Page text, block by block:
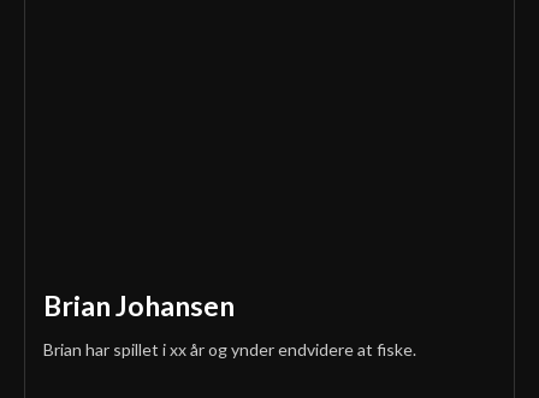
Brian Johansen
Brian har spillet i xx år og ynder endvidere at fiske.